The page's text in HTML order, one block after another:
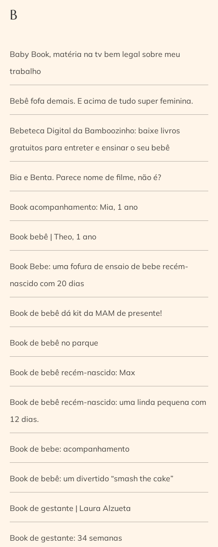
B
Baby Book, matéria na tv bem legal sobre meu
trabalho
Bebê fofa demais. E acima de tudo super feminina.
Bebeteca Digital da Bamboozinho: baixe livros
gratuitos para entreter e ensinar o seu bebê
Bia e Benta. Parece nome de filme, não é?
Book acompanhamento: Mia, 1 ano
Book bebê | Theo, 1 ano
Book Bebe: uma fofura de ensaio de bebe recém-
nascido com 20 dias
Book de bebê dá kit da MAM de presente!
Book de bebê no parque
Book de bebê recém-nascido: Max
Book de bebê recém-nascido: uma linda pequena com
12 dias.
Book de bebe: acompanhamento
Book de bebê: um divertido “smash the cake”
Book de gestante | Laura Alzueta
Book de gestante: 34 semanas